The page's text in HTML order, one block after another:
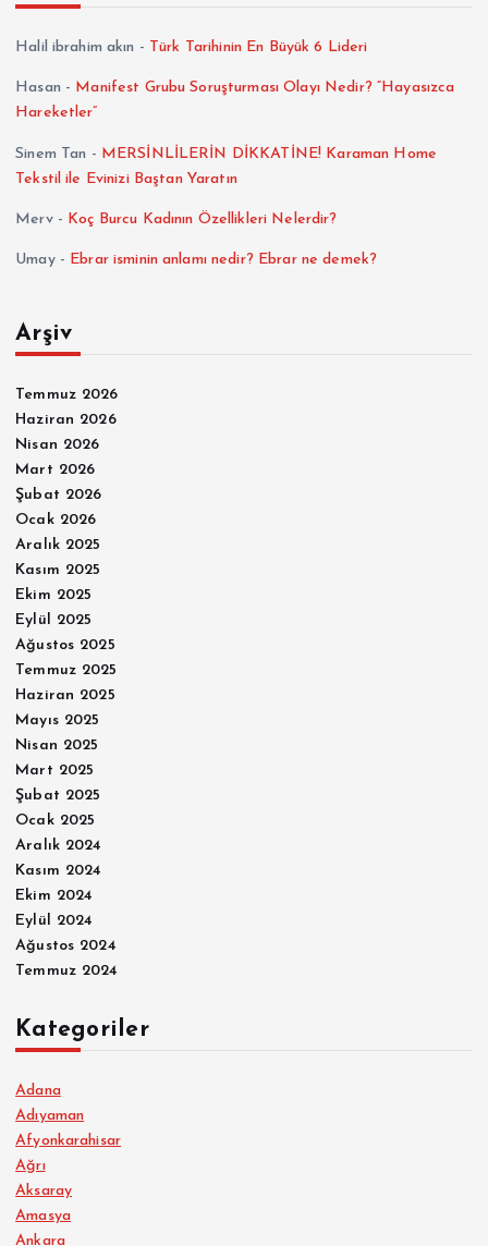
Halil ibrahim akın - Türk Tarihinin En Büyük 6 Lideri
Hasan - Manifest Grubu Soruşturması Olayı Nedir? “Hayasızca
Hareketler”
Sinem Tan - MERSİNLİLERİN DİKKATİNE! Karaman Home
Tekstil ile Evinizi Baştan Yaratın
Merv- Koç Burcu Kadının Özellikleri Nelerdir?
Umay- Ebrar isminin anlamı nedir? Ebrar ne demek?
Arşiv
Temmuz 2026
Haziran 2026
Nisan 2026
Mart 2026
Şubat 2026
Ocak 2026
Aralık 2025
Kasım 2025
Ekim 2025
Eylül 2025
Ağustos 2025
Temmuz 2025
Haziran 2025
Mayıs 2025
Nisan 2025
Mart 2025
Şubat 2025
Ocak 2025
Aralık 2024
Kasım 2024
Ekim 2024
Eylül 2024
Ağustos 2024
Temmuz 2024
Kategoriler
Adana
Adıyaman
Afyonkarahisar
Ağrı
Aksaray
Amasya
Ankara